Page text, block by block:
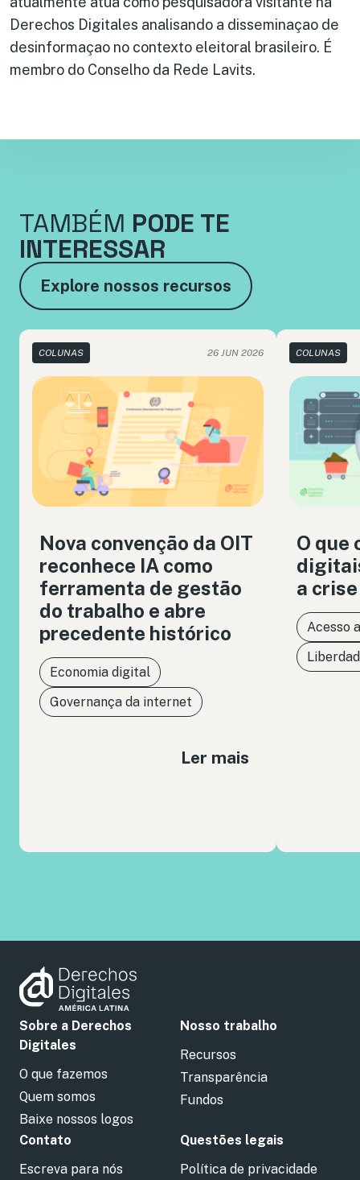
Derechos Digitales analisando a disseminaçao de
desinformaçao no contexto eleitoral brasileiro. É
membro do Conselho da Rede Lavits.
TAMBÉM PODE TE
INTERESSAR
Explore nossos recursos
COLUNAS 26 JUN 2026
Nova convenção da OIT
reconhece IA como
ferramenta de gestão
do trabalho e abre
precedente histórico
Economia digital
Governança da internet
Ler mais
COLUNAS
O que
a
Acesso
Sobre a Derechos
Digitales
O que fazemos
Quem somos
Baixe nossos logos
Nosso trabalho
Recursos
Transparência
Fundos
Contato
Escreva para nós
Questões legais
Política de privacidade